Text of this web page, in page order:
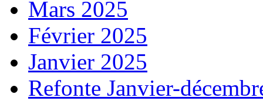
Mars 2025
Février 2025
Janvier 2025
Refonte Janvier-